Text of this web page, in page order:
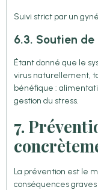
Suivi strict par un
6.3. Soutien de
Étant donné que le
virus naturellement,
bénéfique :
gestion du stress.
7.
La prévention est le
conséquences graves